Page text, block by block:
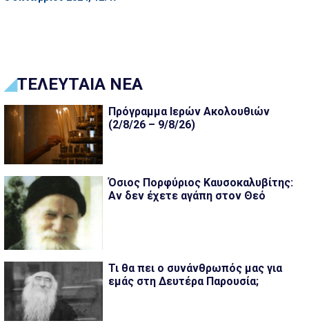
ΤΕΛΕΥΤΑΙΑ ΝΕΑ
Πρόγραμμα Ιερών Ακολουθιών
(2/8/26 – 9/8/26)
Όσιος Πορφύριος Καυσοκαλυβίτης:
Αν δεν έχετε αγάπη στον Θεό
Τι θα πει ο συνάνθρωπός μας για
εμάς στη Δευτέρα Παρουσία;